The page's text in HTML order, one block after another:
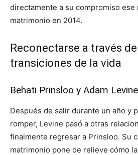
directamente a su compromiso ese
matrimonio en 2014.
Reconectarse a través
transiciones de la vida
Behati Prinsloo y Adam Levine
Después de salir durante un año y
romper, Levine pasó a otras
finalmente regresar a Prinsloo. Su
matrimonio pone de relieve cómo